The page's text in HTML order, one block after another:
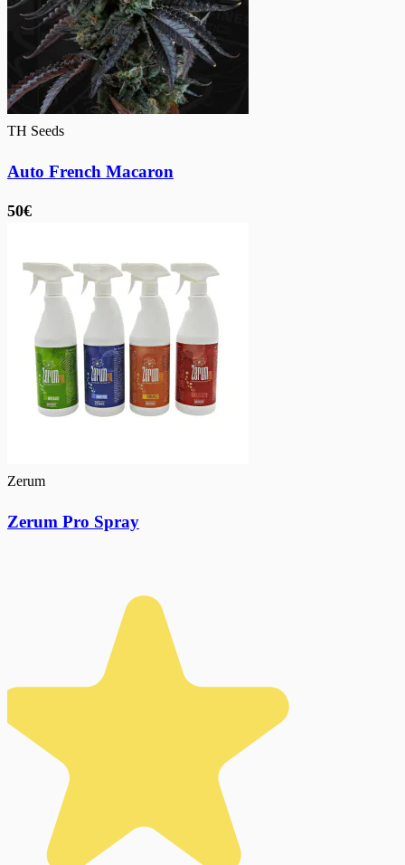
TH Seeds
Auto French Macaron
50€
Zerum
Zerum Pro Spray